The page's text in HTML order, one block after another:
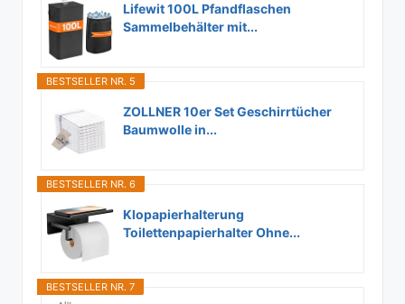
Lifewit 100L Pfandflaschen
Sammelbehälter mit...
BESTSELLER NR. 5
ZOLLNER 10er Set Geschirrtücher
Baumwolle in...
BESTSELLER NR. 6
Klopapierhalterung
Toilettenpapierhalter Ohne...
BESTSELLER NR. 7